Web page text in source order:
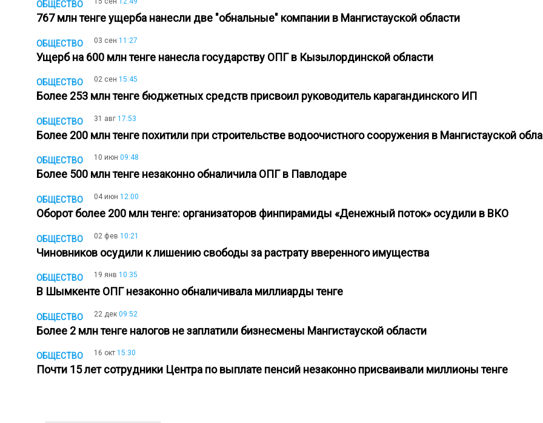
ОБЩЕСТВО
767 млн тенге ущерба нанесли две "обнальные" компании в Мангистауской области
ОБЩЕСТВО 03 сен 11:27
Ущерб на 600 млн тенге нанесла государству ОПГ в Кызылординской области
ОБЩЕСТВО 02 сен 15:45
Более 253 млн тенге бюджетных средств присвоил руководитель карагандинского ИП
ОБЩЕСТВО 31 авг 17:53
Более 200 млн тенге похитили при строительстве водоочистного сооружения в Мангистауской
ОБЩЕСТВО 10 июн 09:48
Более 500 млн тенге незаконно обналичила ОПГ в Павлодаре
ОБЩЕСТВО 04 июн 12:00
Оборот более 200 млн тенге: организаторов финпирамиды «Денежный поток» осудили в ВКО
ОБЩЕСТВО 02 фев 10:21
Чиновников осудили к лишению свободы за растрату вверенного имущества
ОБЩЕСТВО 19 янв 10:35
В Шымкенте ОПГ незаконно обналичивала миллиарды тенге
ОБЩЕСТВО 22 дек 09:52
Более 2 млн тенге налогов не заплатили бизнесмены Мангистауской области
ОБЩЕСТВО 16 окт 15:30
Почти 15 лет сотрудники Центра по выплате пенсий незаконно присваивали миллионы тенге